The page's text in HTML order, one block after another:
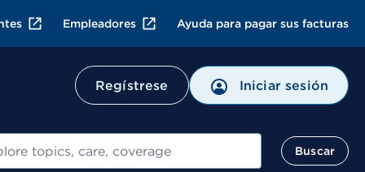
Empleadores Ayuda para pagar sus facturas
Regístrese Iniciar sesión
Buscar